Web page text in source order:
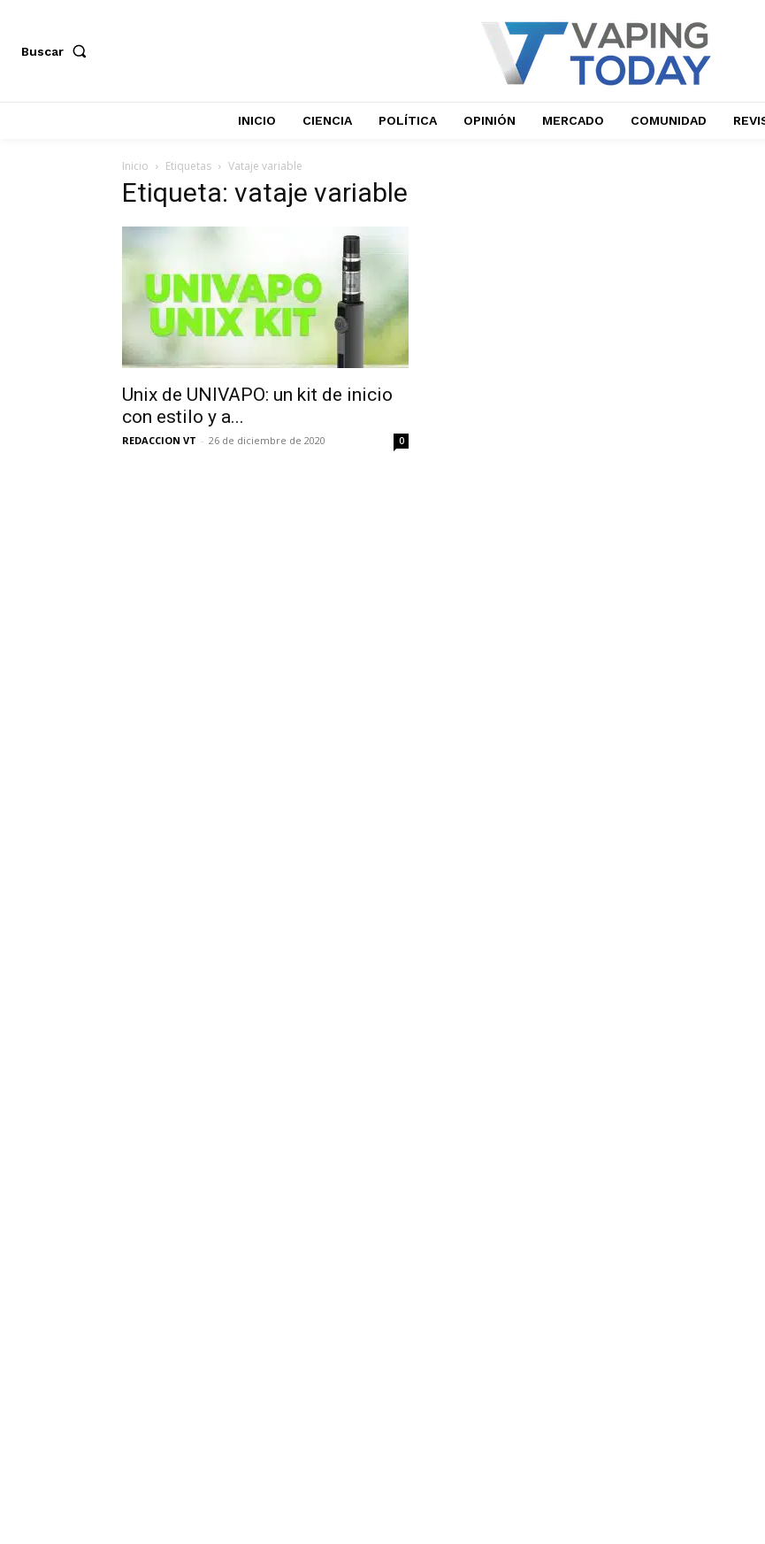
No te pierdas
Suscríbete a nuestro
noticias del vapeo y la
Subscribe to our daily
of vaping and tobacco
Buscar
INICIO CIENCIA POLÍTICA OPINIÓN MERCADO COMUNIDAD
Inicio Etiquetas Vataje variable
Etiqueta: vataje variable
Unix de UNIVAPO: un kit de inicio
con estilo y a...
REDACCION VT - 26 de diciembre de 2020 0